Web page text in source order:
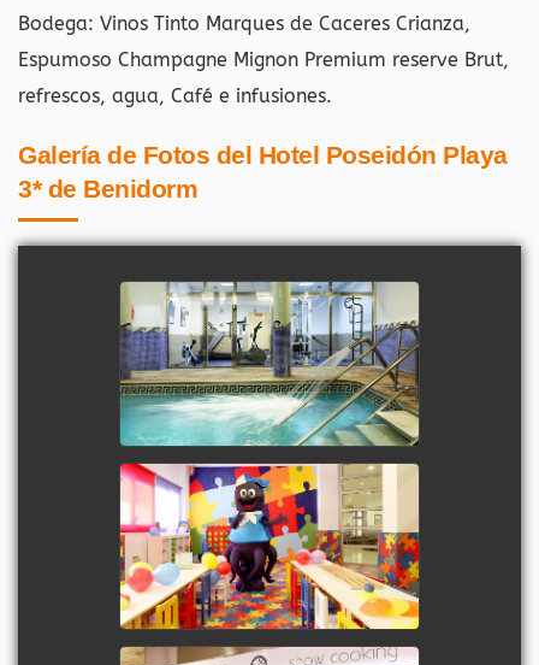
Bodega: Vinos Tinto Marques de Caceres Crianza,
Espumoso Champagne Mignon Premium reserve Brut,
refrescos, agua, Café e infusiones.
Galería de Fotos del Hotel Poseidón Playa
3* de Benidorm